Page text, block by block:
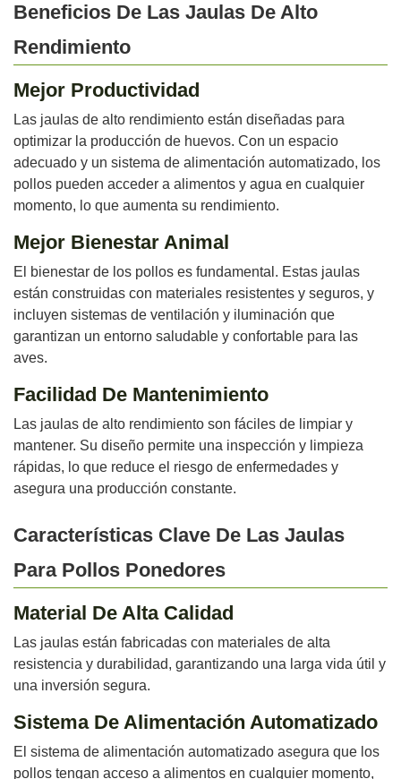
Beneficios De Las Jaulas De Alto
Rendimiento
Mejor Productividad
Las jaulas de alto rendimiento están diseñadas para
optimizar la producción de huevos. Con un espacio
adecuado y un sistema de alimentación automatizado, los
pollos pueden acceder a alimentos y agua en cualquier
momento, lo que aumenta su rendimiento.
Mejor Bienestar Animal
El bienestar de los pollos es fundamental. Estas jaulas
están construidas con materiales resistentes y seguros, y
incluyen sistemas de ventilación y iluminación que
garantizan un entorno saludable y confortable para las
aves.
Facilidad De Mantenimiento
Las jaulas de alto rendimiento son fáciles de limpiar y
mantener. Su diseño permite una inspección y limpieza
rápidas, lo que reduce el riesgo de enfermedades y
asegura una producción constante.
Características Clave De Las Jaulas
Para Pollos Ponedores
Material De Alta Calidad
Las jaulas están fabricadas con materiales de alta
resistencia y durabilidad, garantizando una larga vida útil y
una inversión segura.
Sistema De Alimentación Automatizado
El sistema de alimentación automatizado asegura que los
pollos tengan acceso a alimentos en cualquier momento,